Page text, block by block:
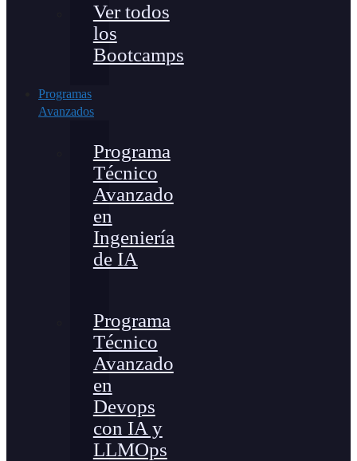
Ver todos
los
Bootcamps
Programas
Avanzados
Programa
Técnico
Avanzado
en
Ingeniería
de IA
Programa
Técnico
Avanzado
en
Devops
con IA y
LLMOps